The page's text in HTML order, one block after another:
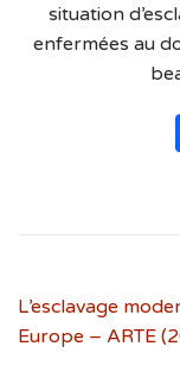
situation
enfermées au
L’esclavage
Europe – ARTE